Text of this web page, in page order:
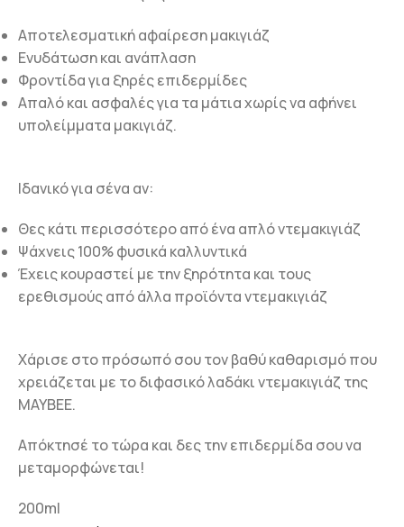
Αποτελεσματική αφαίρεση μακιγιάζ
Ενυδάτωση και ανάπλαση
Φροντίδα για ξηρές επιδερμίδες
Απαλό και ασφαλές για τα μάτια χωρίς να αφήνει
υπολείμματα μακιγιάζ.
Ιδανικό για σένα αν:
Θες κάτι περισσότερο από ένα απλό ντεμακιγιάζ
Ψάχνεις 100% φυσικά καλλυντικά
Έχεις κουραστεί με την ξηρότητα και τους
ερεθισμούς από άλλα προϊόντα ντεμακιγιάζ
Χάρισε στο πρόσωπό σου τον βαθύ καθαρισμό που
χρειάζεται με το διφασικό λαδάκι ντεμακιγιάζ της
MAYBEE.
Απόκτησέ το τώρα και δες την επιδερμίδα σου να
μεταμορφώνεται!
200ml